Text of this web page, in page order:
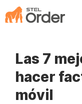
Saltar
al
Las 7
hacer
móvil